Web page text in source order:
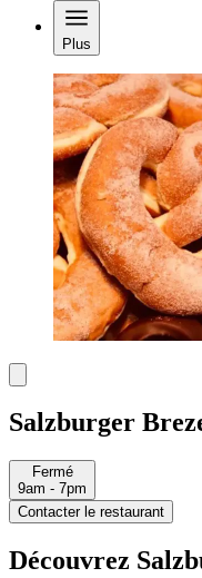
Plus
Salzburger
Fermé
9am - 7pm
Contacter le restaurant
Découvrez